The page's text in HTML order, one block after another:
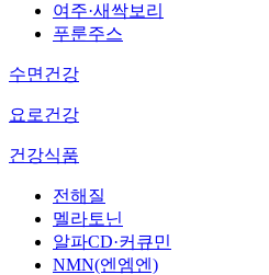
여주·새싹보리
푸룬주스
수면건강
요로건강
건강식품
전해질
멜라토닌
알파CD·커큐민
NMN(엔엠엔)